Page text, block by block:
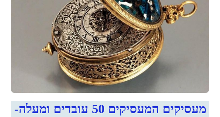
מעסיקים המעסיקים 50 עובדים ומעלה-